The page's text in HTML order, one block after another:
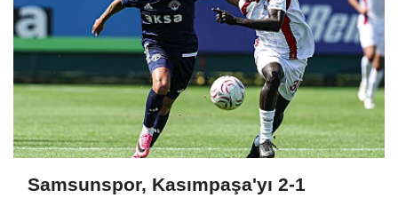
Samsunspor, Kasımpaşa'yı 2-1